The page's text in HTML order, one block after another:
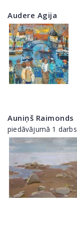
Audere Agija
Auniņš Raimonds
piedāvājumā 1 darbs